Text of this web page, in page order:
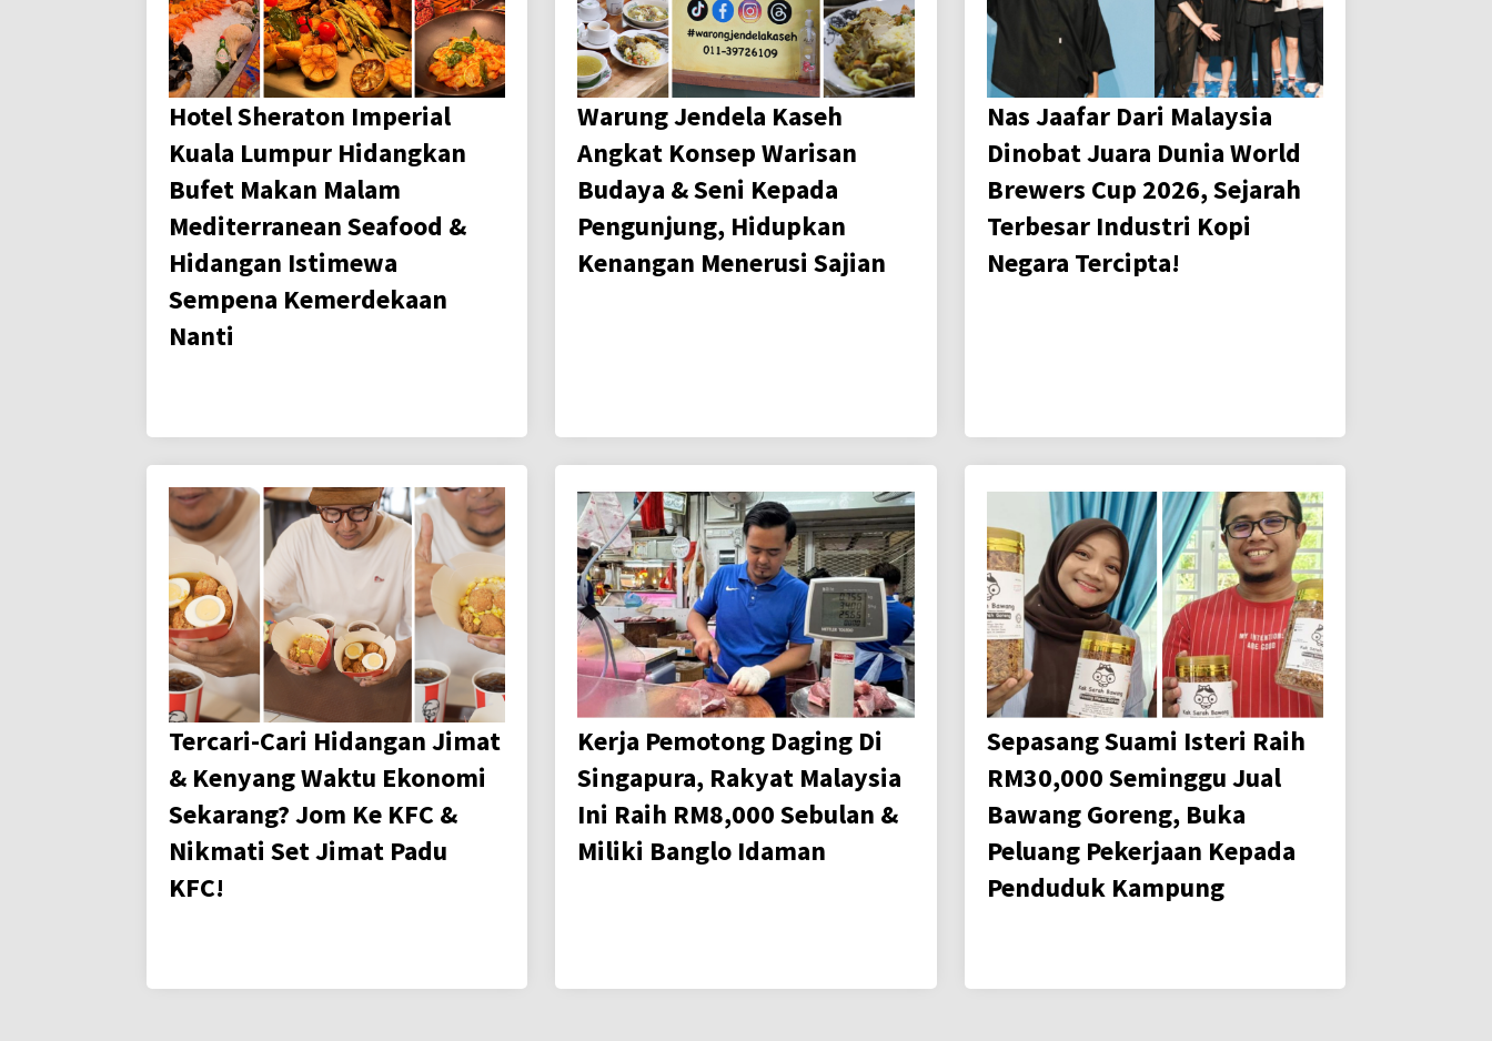
Hotel Sheraton Imperial
Kuala Lumpur Hidangkan
Bufet Makan Malam
Mediterranean Seafood &
Hidangan Istimewa
Sempena Kemerdekaan
Nanti
Warung Jendela Kaseh
Angkat Konsep Warisan
Budaya & Seni Kepada
Pengunjung, Hidupkan
Kenangan Menerusi Sajian
Nas Jaafar Dari Malaysia
Dinobat Juara Dunia World
Brewers Cup 2026, Sejarah
Terbesar Industri Kopi
Negara Tercipta!
Tercari-Cari Hidangan Jimat
& Kenyang Waktu Ekonomi
Sekarang? Jom Ke KFC &
Nikmati Set Jimat Padu
KFC!
Kerja Pemotong Daging Di
Singapura, Rakyat Malaysia
Ini Raih RM8,000 Sebulan &
Miliki Banglo Idaman
Sepasang Suami Isteri Raih
RM30,000 Seminggu Jual
Bawang Goreng, Buka
Peluang Pekerjaan Kepada
Penduduk Kampung